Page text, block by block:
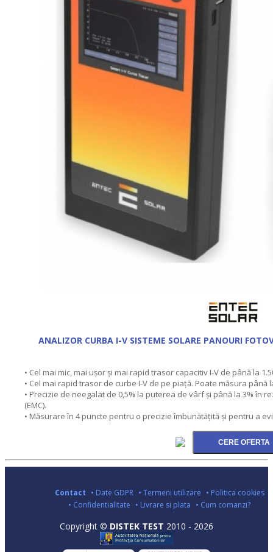
ANALIZOR CURBA I-V SISTEME SOLARE PANOURI
• Cel mai mic, mai ușor și mai rapid trasor capacitiv I-V de până la
• Cel mai rapid trasor de curbe I-V de pe piață. Poate măsura până
• Precizie de neegalat de 0,5% la puterea de vârf și până la 3% în
(EMC).
• Măsurare în 4 puncte pentru o precizie îmbunătățită și pentru a
Contact • Date GDPR • Termeni utilizare • Politica cookies
• Confidentialitate • Livrare si plata • Cum comanzi?
Copyright © DISTEK TEST 2010 - 2026